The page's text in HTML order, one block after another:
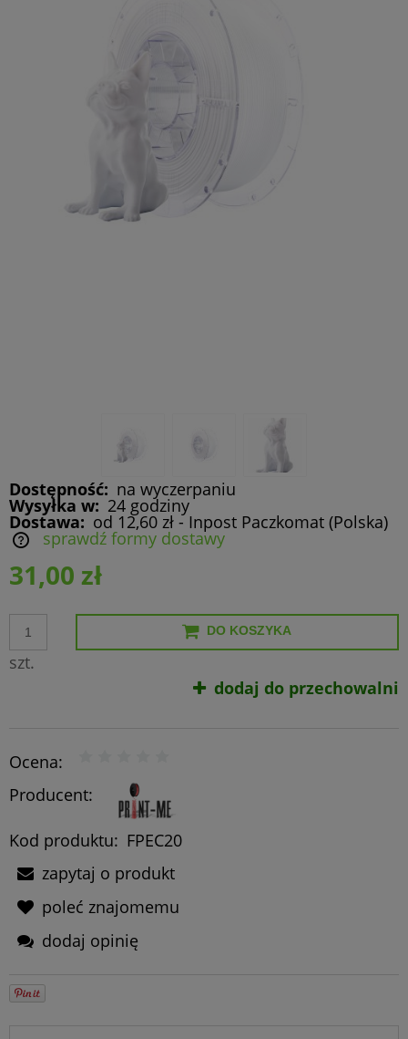
Dostępność: na wyczerpaniu
Wysyłka w: 24 godziny
Dostawa: od 12,60 zł - Inpost Paczkomat (Polska)
sprawdź formy dostawy
31,00 zł
szt.
DO KOSZYKA
dodaj do przechowalni
Ocena:
Producent:
Kod produktu: FPEC20
zapytaj o produkt
poleć znajomemu
dodaj opinię